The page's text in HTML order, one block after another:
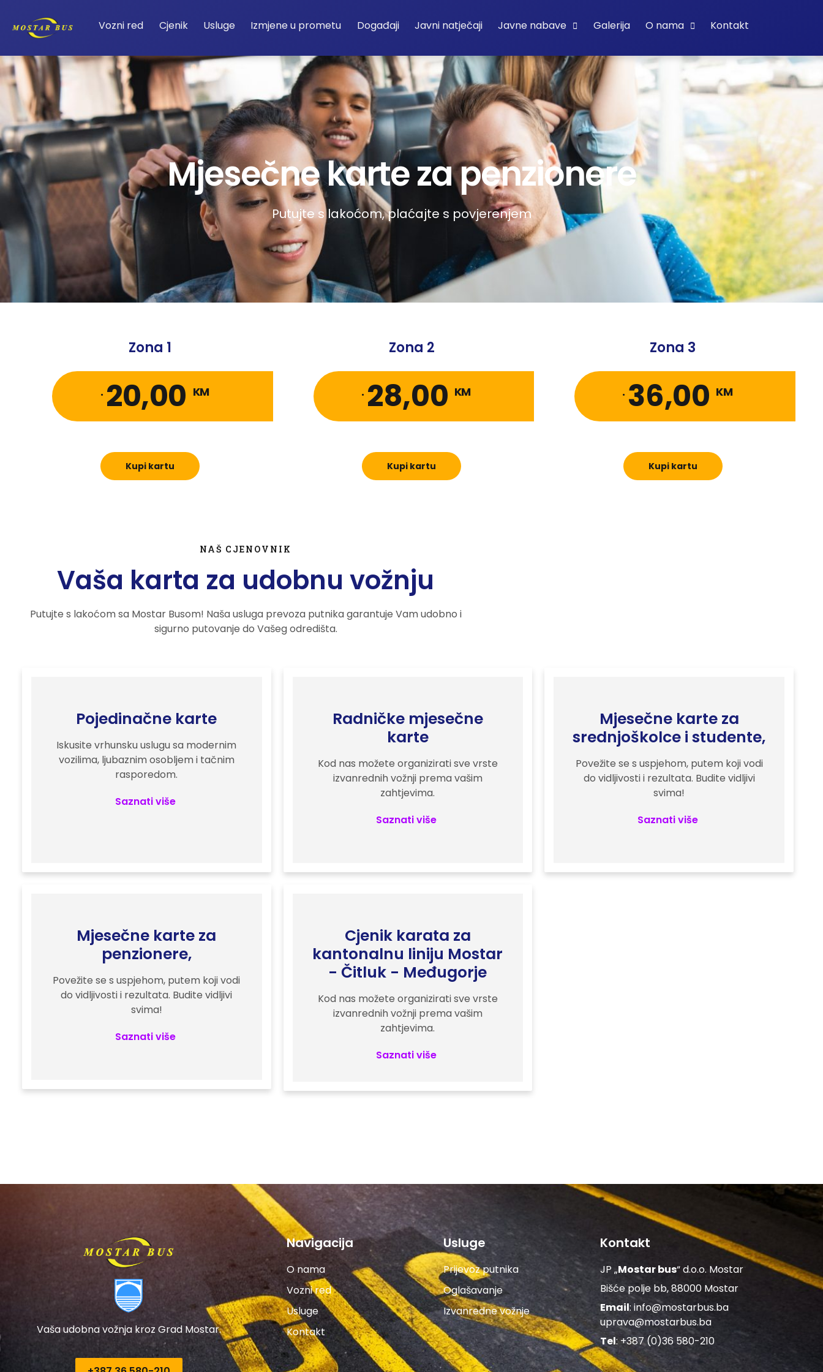
Vozni red Cjenik Usluge Izmjene u prometu Događaji Javni natječaji Javne nabave Galerija O nama Kontakt
Mjesečne karte za penzionere
Putujte s lakoćom, plaćajte s povjerenjem
Zona 1
. 20,00 KM
Kupi kartu
Zona 2
. 28,00 KM
Kupi kartu
Zona 3
. 36,00 KM
Kupi kartu
NAŠ CJENOVNIK
Vaša karta za udobnu vožnju
Putujte s lakoćom sa Mostar Busom! Naša usluga prevoza putnika garantuje Vam udobno i
sigurno putovanje do Vašeg odredišta.
Pojedinačne karte
Iskusite vrhunsku uslugu sa modernim
vozilima, ljubaznim osobljem i tačnim
rasporedom.
Saznati više
Mjesečne karte za
penzionere,
Povežite se s uspjehom, putem koji vodi
do vidljivosti i rezultata. Budite vidljivi
svima!
Saznati više
Radničke mjesečne
karte
Kod nas možete organizirati sve vrste
izvanrednih vožnji prema vašim
zahtjevima.
Saznati više
Cjenik karata za
kantonalnu liniju Mostar
- Čitluk - Međugorje
Kod nas možete organizirati sve vrste
izvanrednih vožnji prema vašim
zahtjevima.
Saznati više
Mjesečne karte za
srednjoškolce i studente,
Povežite se s uspjehom, putem koji vodi
do vidljivosti i rezultata. Budite vidljivi
svima!
Saznati više
Vaša udobna vožnja kroz Grad Mostar.
Navigacija
O nama
Vozni red
Usluge
Kontakt
Usluge
Prijevoz putnika
Oglašavanje
Izvanredne vožnje
Kontakt
JP „Mostar bus“ d.o.o. Mostar
Bišće polje bb, 88000 Mostar
Email: info@mostarbus.ba
uprava@mostarbus.ba
Tel: +387 (0)36 580-210